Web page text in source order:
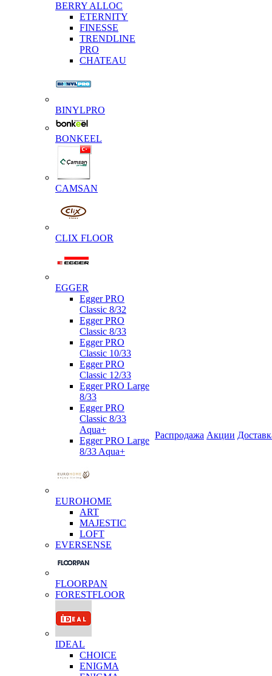
BERRY ALLOC
ETERNITY
FINESSE
TRENDLINE
PRO
CHATEAU
BINYLPRO
BONKEEL
CAMSAN
CLIX FLOOR
EGGER
Egger PRO
Classic 8/32
Egger PRO
Classic 8/33
Egger PRO
Classic 10/33
Egger PRO
Classic 12/33
Egger PRO Large
8/33
Egger PRO
Classic 8/33
Aqua+
Egger PRO Large
8/33 Aqua+
EUROHOME
ART
MAJESTIC
LOFT
EVERSENSE
FLOORPAN
FORESTFLOOR
IDEAL
CHOICE
ENIGMA
Распродажа Акции